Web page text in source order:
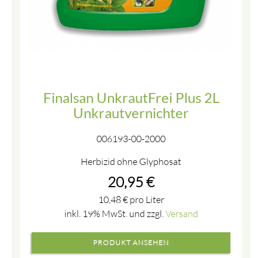
Finalsan UnkrautFrei Plus 2L
Unkrautvernichter
006193-00-2000
Herbizid ohne Glyphosat
20,95 €
10,48€pro Liter
inkl. 19% MwSt. und zzgl. Versand
PRODUKT ANSEHEN